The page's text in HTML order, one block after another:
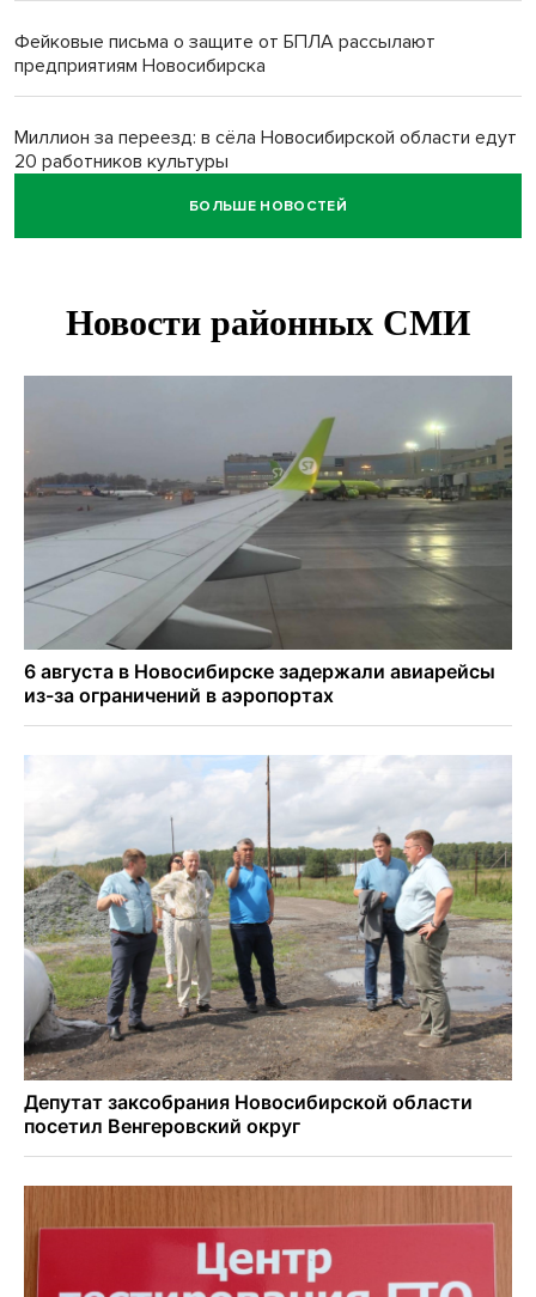
Фейковые письма о защите от БПЛА рассылают
предприятиям Новосибирска
Миллион за переезд: в сёла Новосибирской области едут
20 работников культуры
О похолодании в августе-2026 рассказали синоптики в
В Новосибирске минтранс наказал 8 таксистов без
Андрей Травников поблагодарил новосибирских
строителей за вклад в развитие региона
Новосибирский метрополитен начал ремонт входа на
«Площади Ленина»
БОЛЬШЕ НОВОСТЕЙ